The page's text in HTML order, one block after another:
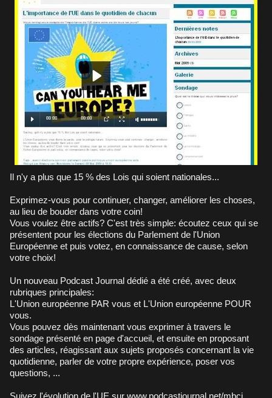
Il n'y a plus que 15 % des Lois qui soient nationales...
Exprimez-vous pour continuer, changer, améliorer les choses,
au lieu de bouder dans votre coin!
Vous voulez être actifs? C'est très simple: écoutez ceux qui se
présentent pour les élections du Parlement de l'Union
Européenne et puis votez, en connaissance de cause, selon
votre choix!
Un nouveau Podcast Journal dédié a été créé, avec deux
rubriques principales:
L'Union européenne PAR vous et L'Union européenne POUR
vous.
Vous pouvez dès maintenant vous exprimer à travers le
sondage présenté en page d'accueil, et ensuite en proposant
des articles, réagissant aux sujets proposés concernant la vie
quotidienne, parler de votre propre expérience, poser vos
questions, ...
Suivez l'évolution de l'UE sur www.podcastjournal.net/mbci